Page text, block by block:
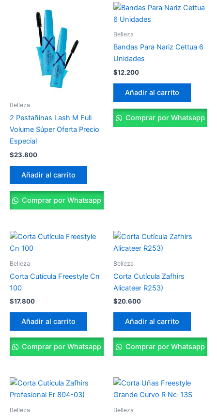
Belleza
2 Pestañinas Lash M Full
Volume Súper Oferta Precio
Especial
$23.800
Añadir al carrito
Comprar por Whatsapp
Belleza
Bandas Para Nariz Cettua 6
Unidades
$12.200
Añadir al carrito
Comprar por Whatsapp
Belleza
Corta Cutícula Freestyle Cn
100
$17.800
Añadir al carrito
Comprar por Whatsapp
Belleza
Corta Cutícula Zafhirs
Alicateer R253)
$20.600
Añadir al carrito
Comprar por Whatsapp
Belleza Belleza